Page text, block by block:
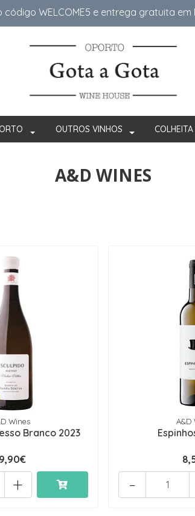
WELCOME5 e entrega gratuita
OUTROS VINHOS
A&D WINES
Wines
Branco 2023
+
A&D
-